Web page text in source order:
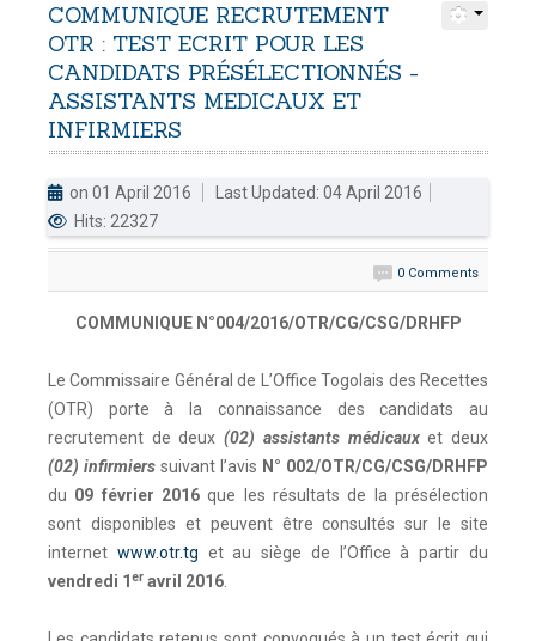
IMPÔTS
Le système fiscal
Douane Togolaise
CADASTRE &
ACTUALITES
Toute l'actualité!
Toute la Documentation
CONTACT
Contactez OTR
COMMUNIQUE RECRUTEMENT
OTR : TEST ECRIT POUR LES
CANDIDATS PRÉSÉLECTIONNÉS -
ASSISTANTS MEDICAUX ET
INFIRMIERS
on 01 April 2016
Last Updated: 04 April 2016
Hits: 22327
0 Comments
COMMUNIQUE N°004/2016/OTR/CG/CSG/DRHFP
Le Commissaire Général de L’Office Togolais des Recettes
(OTR) porte à la connaissance des candidats au
recrutement de deux(02) assistants médicaux et deux
(02) infirmiers suivant l’avis N° 002/OTR/CG/CSG/DRHFP
du 09 février 2016 que les résultats de la présélection
sont disponibles et peuvent être consultés sur le site
internet www.otr.tg et au siège de l’Office à partir du
vendredi 1 er avril 2016